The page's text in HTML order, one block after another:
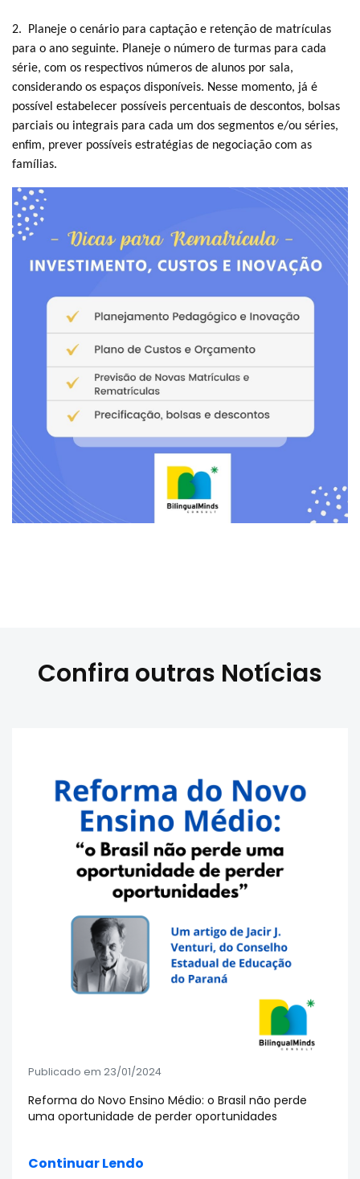
2. Planeje o cenário para captação e retenção de matrículas
para o ano seguinte. Planeje o número de turmas para cada
série, com os respectivos números de alunos por sala,
considerando os espaços disponíveis. Nesse momento, já é
possível estabelecer possíveis percentuais de descontos, bolsas
parciais ou integrais para cada um dos segmentos e/ou séries,
enfim, prever possíveis estratégias de negociação com as
famílias.
Confira outras Notícias
Publicado em 23/01/2024
Reforma do Novo Ensino Médio: o Brasil não perde
uma oportunidade de perder oportunidades
Continuar Lendo